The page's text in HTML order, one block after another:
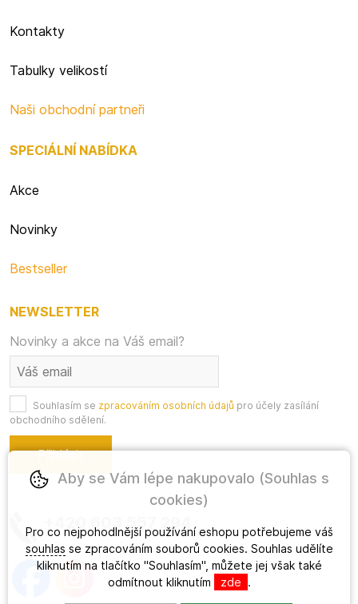
Kontakty
Tabulky velikostí
Naši obchodní partneři
SPECIÁLNÍ NABÍDKA
Akce
Novinky
Bestseller
NEWSLETTER
Novinky a akce na Váš email?
Souhlasím se zpracováním osobních údajů pro účely zasílání
obchodního sdělení.
+420 603 557 294
Aby se Vám lépe nakupovalo (Souhlas s
cookies)
Pro co nejpohodlnější používání eshopu potřebujeme váš
souhlas se zpracováním souborů cookies. Souhlas udělíte
kliknutím na tlačítko "Souhlasím", můžete jej však také
odmítnout kliknutím
zde .